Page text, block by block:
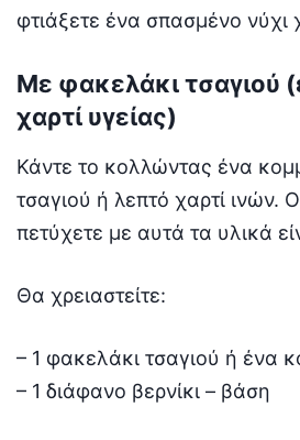
φτιάξετε ένα σπασμένο νύχι
Με φακελάκι τσαγιού
χαρτί υγείας)
Κάντε το κολλώντας ένα
τσαγιού ή λεπτό χαρτί ινών.
πετύχετε με αυτά τα υλικά
Θα χρειαστείτε:
– 1 φακελάκι τσαγιού ή ένα
– 1 διάφανο βερνίκι – βάση